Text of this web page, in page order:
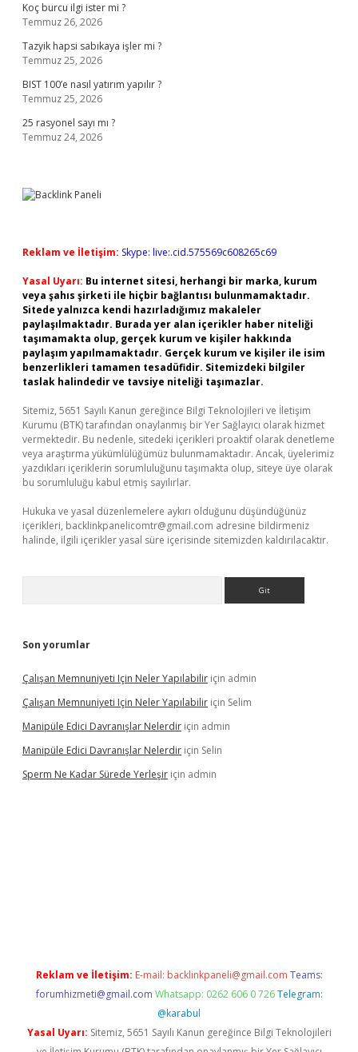
Koç burcu ilgi ister mi ?
Temmuz 26, 2026
Tazyik hapsi sabıkaya işler mi ?
Temmuz 25, 2026
BIST 100’e nasıl yatırım yapılır ?
Temmuz 25, 2026
25 rasyonel sayı mı ?
Temmuz 24, 2026
Reklam ve İletişim: Skype: live:.cid.575569c608265c69
Yasal Uyarı: Bu internet sitesi, herhangi bir marka, kurum
veya şahıs şirketi ile hiçbir bağlantısı bulunmamaktadır.
Sitede yalnızca kendi hazırladığımız makaleler
paylaşılmaktadır. Burada yer alan içerikler haber niteliği
taşımamakta olup, gerçek kurum ve kişiler hakkında
paylaşım yapılmamaktadır. Gerçek kurum ve kişiler ile isim
benzerlikleri tamamen tesadüfidir. Sitemizdeki bilgiler
taslak halindedir ve tavsiye niteliği taşımazlar.
Sitemiz, 5651 Sayılı Kanun gereğince Bilgi Teknolojileri ve İletişim
Kurumu (BTK) tarafından onaylanmış bir Yer Sağlayıcı olarak hizmet
vermektedir. Bu nedenle, sitedeki içerikleri proaktif olarak denetleme
veya araştırma yükümlülüğümüz bulunmamaktadır. Ancak, üyelerimiz
yazdıkları içeriklerin sorumluluğunu taşımakta olup, siteye üye olarak
bu sorumluluğu kabul etmiş sayılırlar.
Hukuka ve yasal düzenlemelere aykırı olduğunu düşündüğünüz
içerikleri, backlinkpanelicomtr@gmail.com adresine bildirmeniz
halinde, ilgili içerikler yasal süre içerisinde sitemizden kaldırılacaktır.
Son yorumlar
Çalışan Memnuniyeti Için Neler Yapılabilir için admin
Çalışan Memnuniyeti Için Neler Yapılabilir için Selim
Manipüle Edici Davranışlar Nelerdir için admin
Manipüle Edici Davranışlar Nelerdir için Selin
Sperm Ne Kadar Sürede Yerleşir için admin
Reklam ve İletişim: E-mail: backlinkpaneli@gmail.com Teams:
forumhizmeti@gmail.com Whatsapp: 0262 606 0 726 Telegram:
@karabul
Yasal Uyarı: Sitemiz, 5651 Sayılı Kanun gereğince Bilgi Teknolojileri